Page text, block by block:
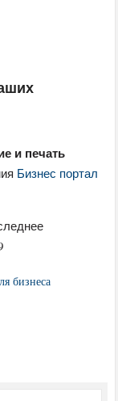
и печать
Бизнес портал
бизнеса